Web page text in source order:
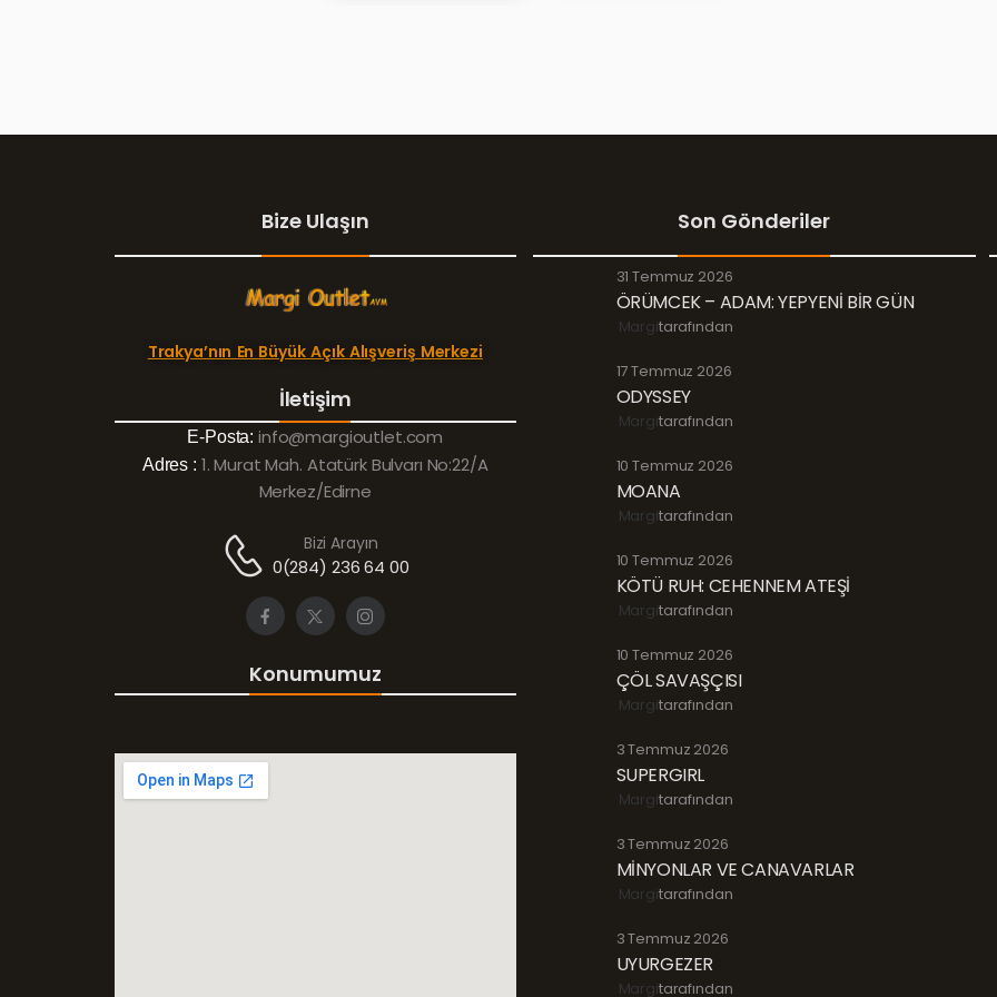
Bize Ulaşın
Trakya’nın En Büyük Açık Alışveriş Merkezi
İletişim
E-Posta: info@margioutlet.com
Adres : 1. Murat Mah. Atatürk Bulvarı No:22/A
Merkez/Edirne
Bizi Arayın
0(284) 236 64 00
Konumumuz
Son Gönderiler
31 Temmuz 2026
ÖRÜMCEK – ADAM: YEPYENİ BİR GÜN
Margitarafından
17 Temmuz 2026
ODYSSEY
Margitarafından
10 Temmuz 2026
MOANA
Margitarafından
10 Temmuz 2026
KÖTÜ RUH: CEHENNEM ATEŞİ
Margitarafından
10 Temmuz 2026
ÇÖL SAVAŞÇISI
Margitarafından
3 Temmuz 2026
SUPERGIRL
Margitarafından
3 Temmuz 2026
MİNYONLAR VE CANAVARLAR
Margitarafından
3 Temmuz 2026
UYURGEZER
Margitarafından